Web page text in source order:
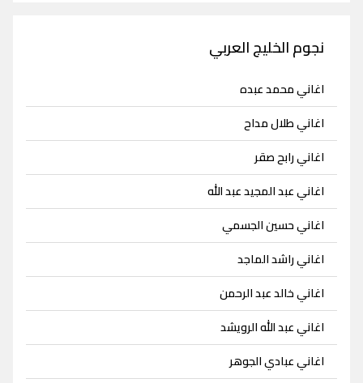
نجوم الخليج العربي
اغاني محمد عبده
اغاني طلال مداح
اغاني رابح صقر
اغاني عبد المجيد عبد الله
اغاني حسين الجسمي
اغاني راشد الماجد
اغاني خالد عبد الرحمن
اغاني عبد الله الرويشد
اغاني عبادي الجوهر